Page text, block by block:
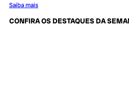
Saiba mais
CONFIRA OS DESTAQUES DA